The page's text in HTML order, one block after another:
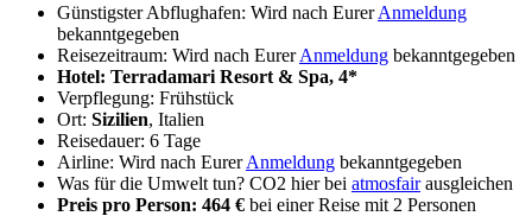
Günstigster Abflughafen: Wird nach EurerAnmeldung
bekanntgegeben
Reisezeitraum: Wird nach EurerAnmeldung bekanntgegeben
Hotel: Terradamari Resort & Spa, 4*
Verpflegung: Frühstück
Ort: Sizilien, Italien
Reisedauer: 6 Tage
Airline: Wird nach EurerAnmeldung bekanntgegeben
Was für die Umwelt tun? CO2 hier bei atmosfairausgleichen
Preis pro Person: 464 € bei einer Reise mit 2 Personen